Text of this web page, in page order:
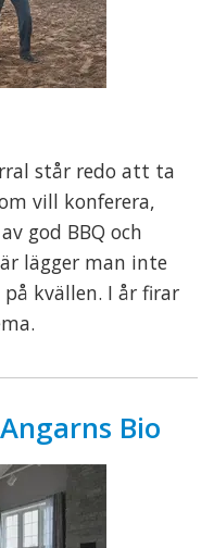
står redo att ta
vill konferera,
god BBQ och
lägger man inte
kvällen. I år firar
Bio